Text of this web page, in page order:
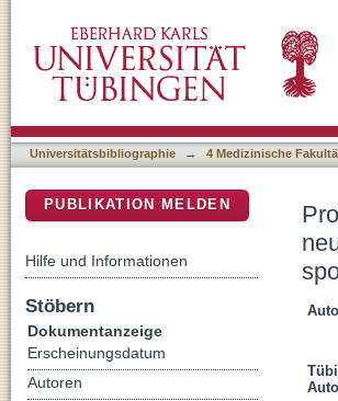
druggable targets across
Universitätsbibliographie → 4 Medizinische
PUBLIKATION MELDEN
Hilfe und Informationen
Stöbern
Dokumentanzeige
Erscheinungsdatum
Autoren